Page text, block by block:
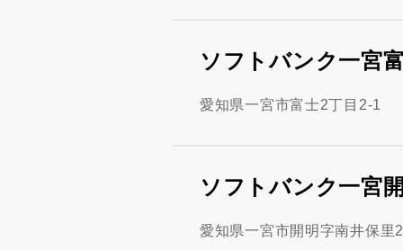
ソフトバンク一宮
愛知県一宮市富士2丁目2-1
ソフトバンク一宮
愛知県一宮市開明字南井保里